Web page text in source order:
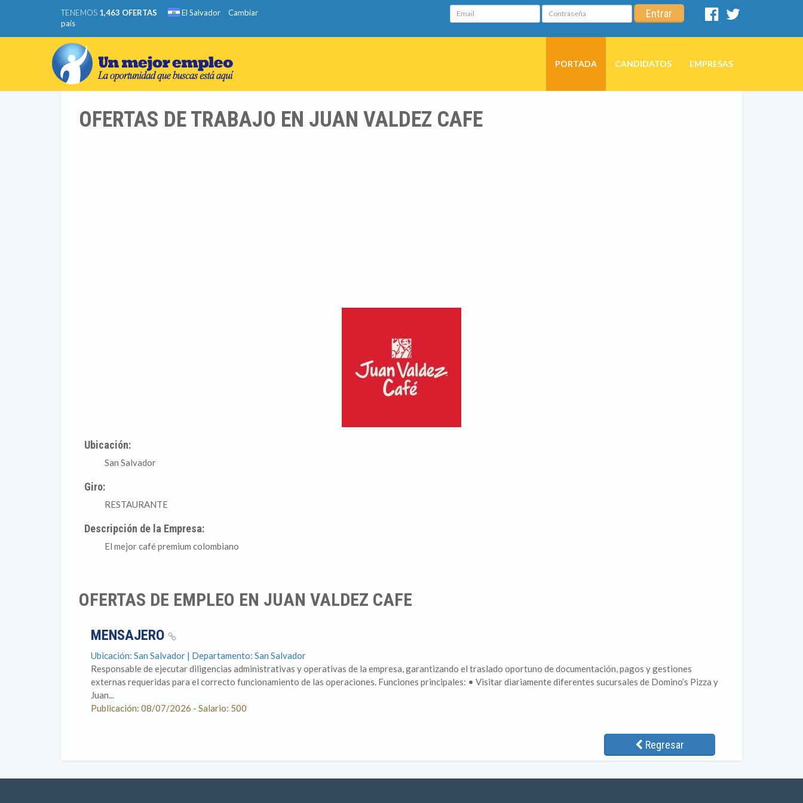
TENEMOS 1,463 OFERTAS El Salvador
Cambiar
país
Email Contraseña Entrar
Facebook
PORTADA CANDIDATOS EMPRESAS
OFERTAS DE TRABAJO EN JUAN VALDEZ CAFE
Ubicación:
San Salvador
Giro:
RESTAURANTE
Descripción de la Empresa:
El mejor café premium colombiano
OFERTAS DE EMPLEO EN JUAN VALDEZ CAFE
MENSAJERO
Ubicación: San Salvador | Departamento: San Salvador
Responsable de ejecutar diligencias administrativas y operativas de la empresa, garantizando el traslado oportuno de documentación, pagos y gestiones
externas requeridas para el correcto funcionamiento de las operaciones. Funciones principales: • Visitar diariamente diferentes sucursales de Domino’s Pizza y
Juan...
Publicación: 08/07/2026 - Salario: 500
Regresar